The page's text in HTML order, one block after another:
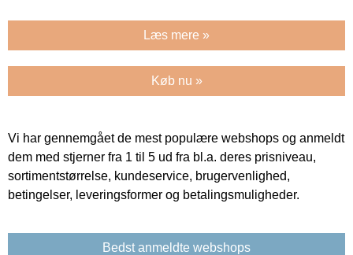
Læs mere »
Køb nu »
Vi har gennemgået de mest populære webshops og anmeldt
dem med stjerner fra 1 til 5 ud fra bl.a. deres prisniveau,
sortimentstørrelse, kundeservice, brugervenlighed,
betingelser, leveringsformer og betalingsmuligheder.
Bedst anmeldte webshops